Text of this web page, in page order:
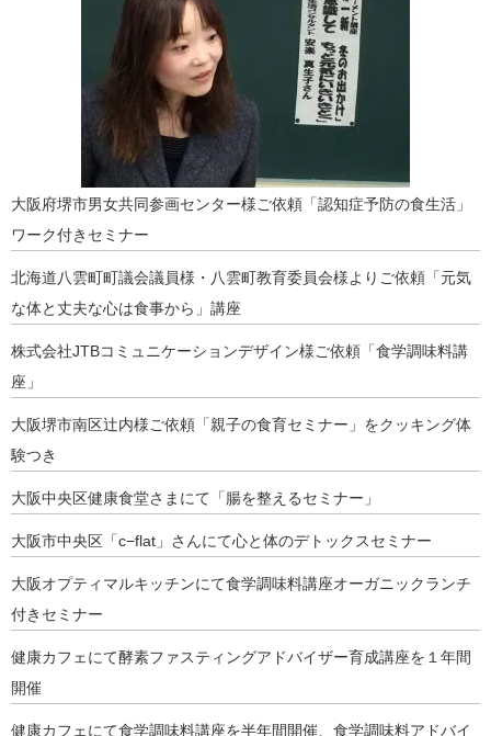
大阪府堺市男女共同参画センター様ご依頼「認知症予防の食生活」
ワーク付きセミナー
北海道八雲町町議会議員様・八雲町教育委員会様よりご依頼「元気
な体と丈夫な心は食事から」講座
株式会社JTBコミュニケーションデザイン様ご依頼「食学調味料講
座」
大阪堺市南区辻内様ご依頼「親子の食育セミナー」をクッキング体
験つき
大阪中央区健康食堂さまにて「腸を整えるセミナー」
大阪市中央区「c−flat」さんにて心と体のデトックスセミナー
大阪オプティマルキッチンにて食学調味料講座オーガニックランチ
付きセミナー
健康カフェにて酵素ファスティングアドバイザー育成講座を１年間
開催
健康カフェにて食学調味料講座を半年間開催、食学調味料アドバイ